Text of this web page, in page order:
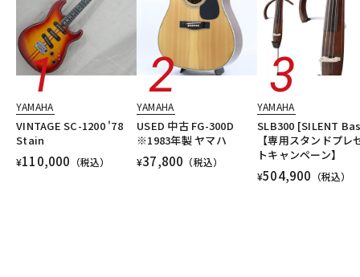
YAMAHA
VINTAGE SC-1200 '78
Stain
¥110,000 （税込）
YAMAHA
USED 中古 FG-300D
※1983年製 ヤマハ
¥37,800 （税込）
YAMAHA
SLB300 [SILENT
【専用スタンドプレ
トキャンペーン】
¥504,900 （税込）